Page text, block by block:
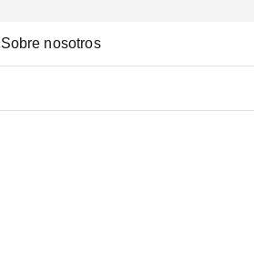
Sobre nosotros